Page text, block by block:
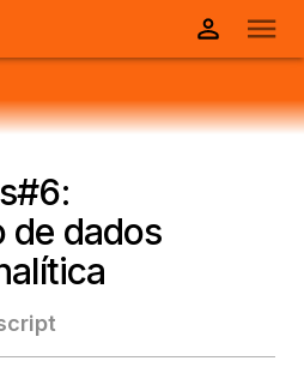
de dados